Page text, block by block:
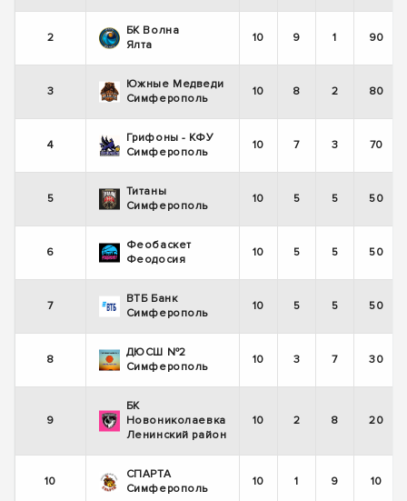
2
БК Волна
Ялта
10 9 1 90
3
Южные Медведи
Симферополь
10 8 2 80
4
Грифоны - КФУ
Симферополь
10 7 3 70
5
Титаны
Симферополь
10 5 5 50
6
Феобаскет
Феодосия
10 5 5 50
7
ВТБ Банк
Симферополь
10 5 5 50
8
ДЮСШ №2
Симферополь
10 3 7 30
9
БК
Новониколаевка
Ленинский район
10 2 8 20
10
СПАРТА
Симферополь
10 1 9 10